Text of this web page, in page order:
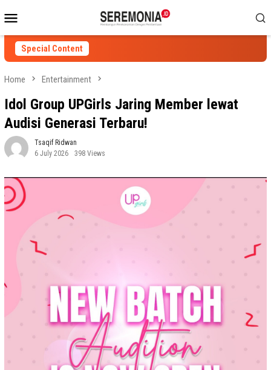
to
contentMenu
Special Content
Home Entertainment
Idol Group UPGirls Jaring Member lewat
Audisi Generasi Terbaru!
Tsaqif Ridwan
6 July 2026
398 Views